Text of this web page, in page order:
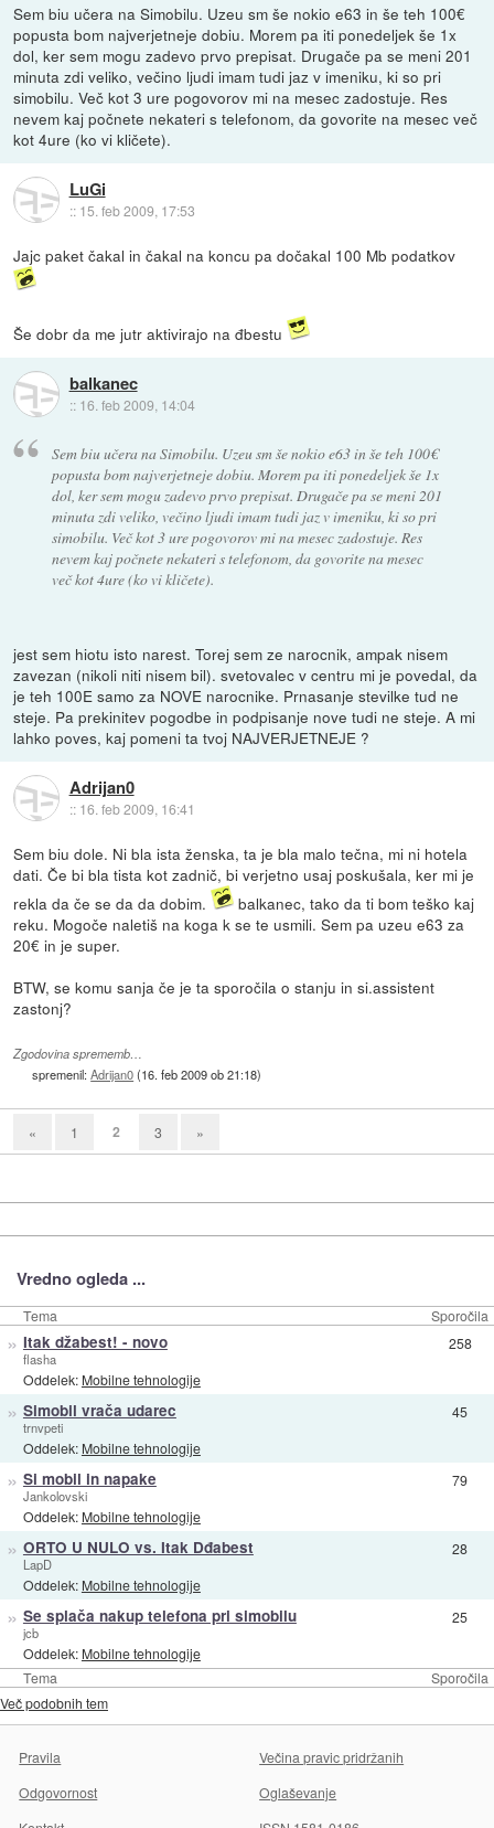
Sem biu učera na Simobilu. Uzeu sm še nokio e63 in še teh 100€
popusta bom najverjetneje dobiu. Morem pa iti ponedeljek še 1x
dol, ker sem mogu zadevo prvo prepisat. Drugače pa se meni 201
minuta zdi veliko, večino ljudi imam tudi jaz v imeniku, ki so pri
simobilu. Več kot 3 ure pogovorov mi na mesec zadostuje. Res
nevem kaj počnete nekateri s telefonom, da govorite na mesec več
kot 4ure (ko vi kličete).
LuGi
:: 15. feb 2009, 17:53
Jajc paket čakal in čakal na koncu pa dočakal 100 Mb podatkov
Še dobr da me jutr aktivirajo na đbestu
balkanec
:: 16. feb 2009, 14:04
Sem biu učera na Simobilu. Uzeu sm še nokio e63 in še teh 100€
popusta bom najverjetneje dobiu. Morem pa iti ponedeljek še 1x
dol, ker sem mogu zadevo prvo prepisat. Drugače pa se meni 201
minuta zdi veliko, večino ljudi imam tudi jaz v imeniku, ki so pri
simobilu. Več kot 3 ure pogovorov mi na mesec zadostuje. Res
nevem kaj počnete nekateri s telefonom, da govorite na mesec
več kot 4ure (ko vi kličete).
jest sem hiotu isto narest. Torej sem ze narocnik, ampak nisem
zavezan (nikoli niti nisem bil). svetovalec v centru mi je povedal, da
je teh 100E samo za NOVE narocnike. Prnasanje stevilke tud ne
steje. Pa prekinitev pogodbe in podpisanje nove tudi ne steje. A mi
lahko poves, kaj pomeni ta tvoj NAJVERJETNEJE ?
Adrijan0
:: 16. feb 2009, 16:41
Sem biu dole. Ni bla ista ženska, ta je bla malo tečna, mi ni hotela
dati. Če bi bla tista kot zadnič, bi verjetno usaj poskušala, ker mi je
rekla da če se da da dobim.
balkanec, tako da ti bom teško kaj
reku. Mogoče naletiš na koga k se te usmili. Sem pa uzeu e63 za
20€ in je super.
BTW, se komu sanja če je ta sporočila o stanju in si.assistent
zastonj?
Zgodovina sprememb…
spremenil:Adrijan0(16. feb 2009 ob 21:18)
« 1 2 3 »
Vredno ogleda ...
Tema Sporočila
Tema Sporočila
» Itak džabest! - novo
flasha
Oddelek: Mobilne tehnologije
258
» Simobil vrača udarec
trnvpeti
Oddelek: Mobilne tehnologije
45
» Si mobil in napake
Jankolovski
Oddelek: Mobilne tehnologije
79
» ORTO U NULO vs. Itak Dđabest
LapD
Oddelek: Mobilne tehnologije
28
» Se splača nakup telefona pri simobilu
jcb
Oddelek: Mobilne tehnologije
25
Več podobnih tem
Pravila
Večina pravic pridržanih
Odgovornost
Oglaševanje